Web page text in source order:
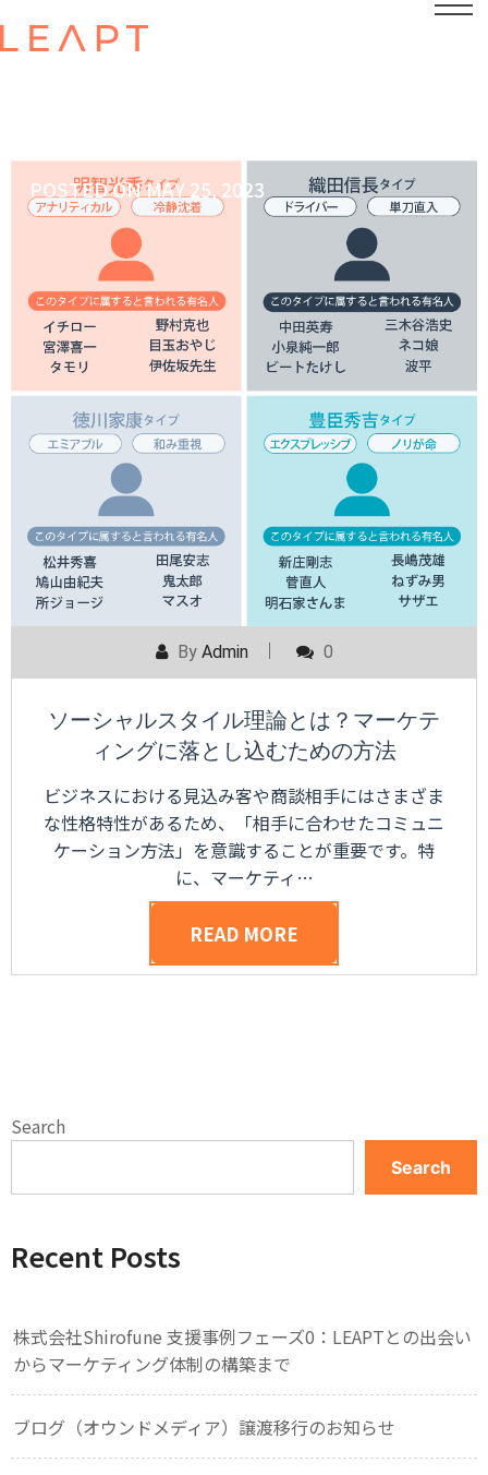
POSTED ONMAY 25, 2023
By Admin 0
ソーシャルスタイル理論とは？マーケテ
ィングに落とし込むための方法
ビジネスにおける見込み客や商談相手にはさまざま
な性格特性があるため、「相手に合わせたコミュニ
ケーション方法」を意識することが重要です。特
に、マーケティ…
READ MORE
Search
Search
Recent Posts
株式会社Shirofune 支援事例フェーズ0：LEAPTとの出会い
からマーケティング体制の構築まで
ブログ（オウンドメディア）譲渡移行のお知らせ